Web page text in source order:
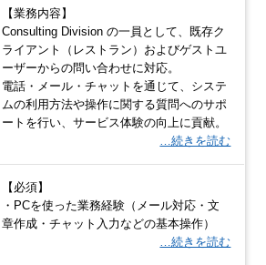
【業務内容】
Consulting Division の一員として、既存ク
ライアント（レストラン）およびゲストユ
ーザーからの問い合わせに対応。
電話・メール・チャットを通じて、システ
ムの利用方法や操作に関する質問へのサポ
ートを行い、サービス体験の向上に貢献。
…続きを読む
【必須】
・PCを使った業務経験（メール対応・文
章作成・チャット入力などの基本操作）
…続きを読む